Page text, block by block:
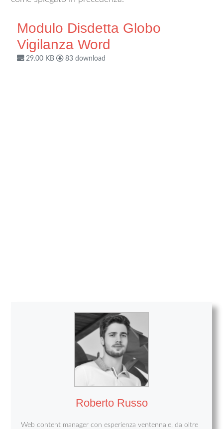
Modulo Disdetta Globo
Vigilanza Word
29.00 KB 83 download
Roberto Russo
Web content manager con esperienza ventennale, da oltre